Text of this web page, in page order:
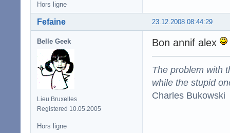
Hors ligne
23.12.2008 08:44:29
Fefaine
Belle Geek
Lieu Bruxelles
Registered 10.05.2005
Bon annif alex
The problem with
while the stupid
Charles Bukowski
Hors ligne